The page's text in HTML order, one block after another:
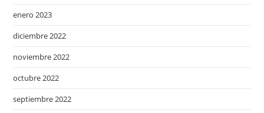
enero 2023
diciembre 2022
noviembre 2022
octubre 2022
septiembre 2022